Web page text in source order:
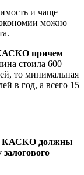
и чаще
экономии можно
КАСКО причем
стоила 600
то минимальная
в год, а всего 15
КАСКО должны